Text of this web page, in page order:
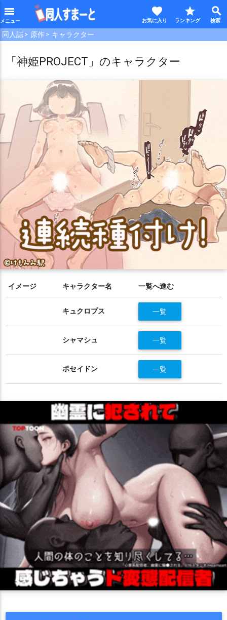
menu search
star
favorite
同人誌 原作 キャラクター
「神姫PROJECT」のキャラクター
イメージ キャラクター名 一覧へ進む
キュクロプス 一覧
シャマシュ 一覧
ポセイドン 一覧